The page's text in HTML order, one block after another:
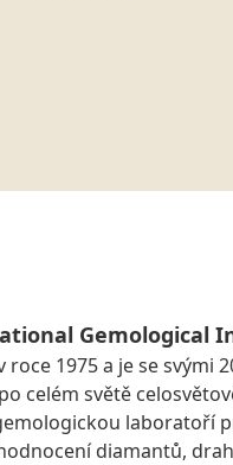
Gemological
roce 1975 a je se svými
celém světě
laboratoří
diamantů,